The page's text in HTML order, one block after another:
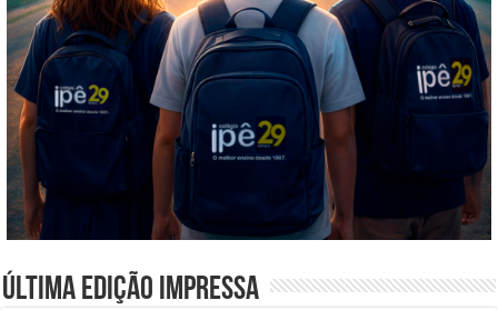
Última edição impressa